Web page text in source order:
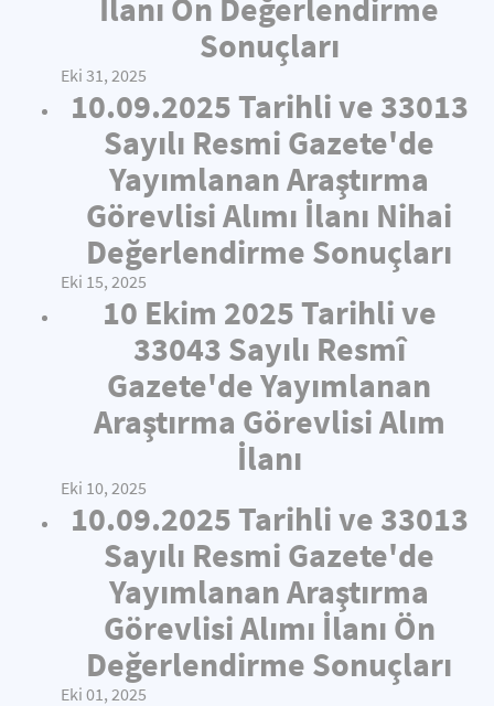
İlanı Ön Değerlendirme
Sonuçları
Eki 31, 2025
10.09.2025 Tarihli ve 33013
Sayılı Resmi Gazete'de
Yayımlanan Araştırma
Görevlisi Alımı İlanı Nihai
Değerlendirme Sonuçları
Eki 15, 2025
10 Ekim 2025 Tarihli ve
33043 Sayılı Resmî
Gazete'de Yayımlanan
Araştırma Görevlisi Alım
İlanı
Eki 10, 2025
10.09.2025 Tarihli ve 33013
Sayılı Resmi Gazete'de
Yayımlanan Araştırma
Görevlisi Alımı İlanı Ön
Değerlendirme Sonuçları
Eki 01, 2025